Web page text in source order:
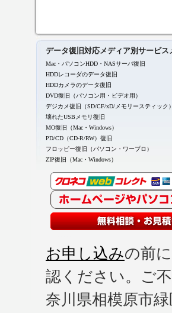
データ復旧対応メディア別サービス
Mac・パソコンHDD・NASサーバ復旧
HDDレコーダのデータ復旧
HDDカメラのデータ復旧
DVD復旧（パソコン用・ビデオ用）
デジカメ復旧（SD/CF/xD/メモリースティック）
壊れたUSBメモリ復旧
MO復旧（Mac・Windows）
PD/CD（CD-R/RW）復旧
フロッピー復旧（パソコン・ワープロ）
ZIP復旧（Mac・Windows）
お申し込みの前
認ください。ご
奈川県相模原市